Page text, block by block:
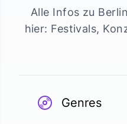
Alle Infos zu
hier: Festivals,
Genres